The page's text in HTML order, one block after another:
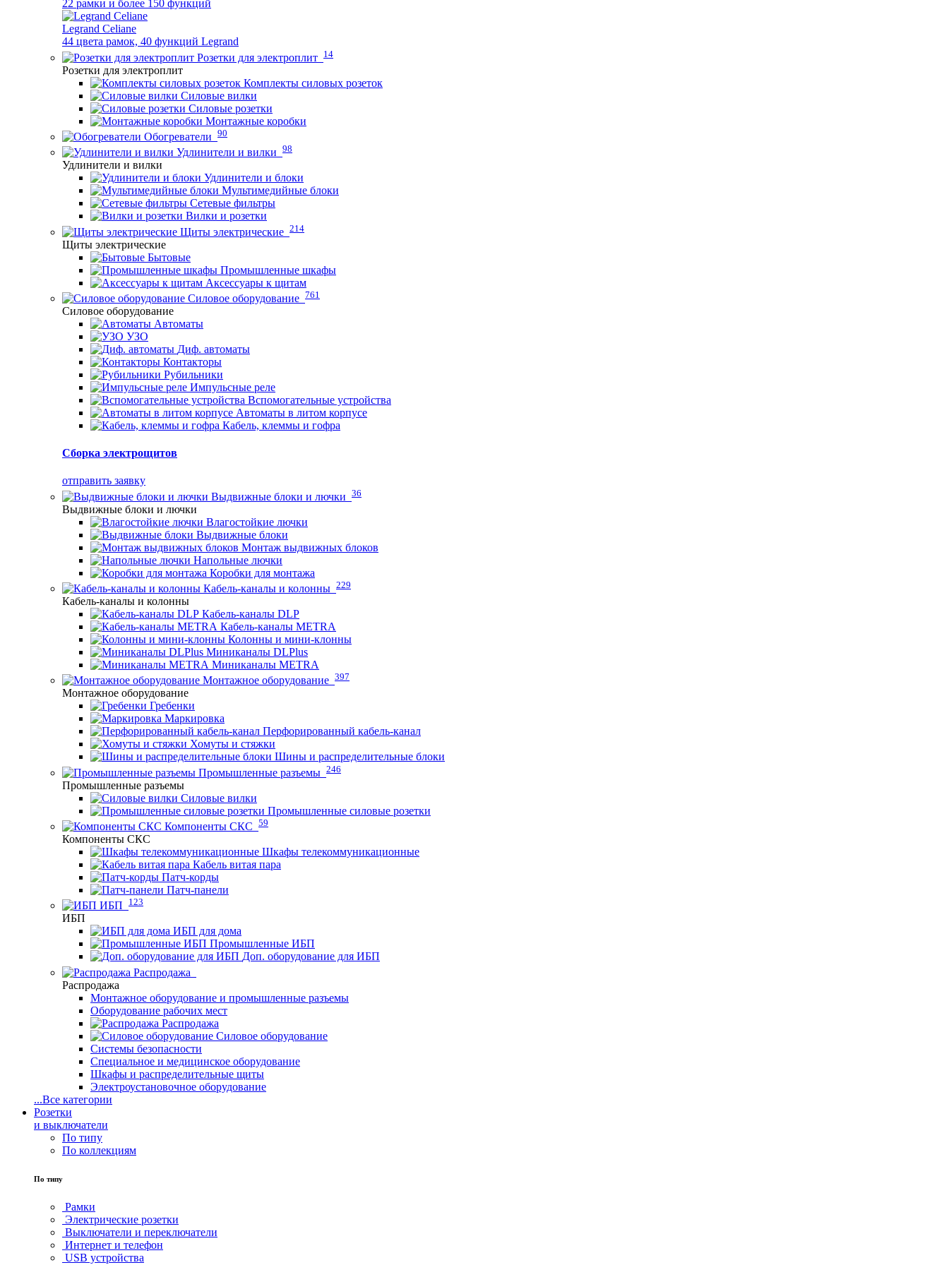
22 рамки и более 150 функций
Legrand Celiane
44 цвета рамок, 40 функций Legrand
Розетки для электроплит 14
Розетки для электроплит
Комплекты силовых розеток
Силовые вилки
Силовые розетки
Монтажные коробки
Обогреватели 90
Удлинители и вилки 98
Удлинители и вилки
Удлинители и блоки
Мультимедийные блоки
Сетевые фильтры
Вилки и розетки
Щиты электрические 214
Щиты электрические
Бытовые
Промышленные шкафы
Аксессуары к щитам
Силовое оборудование 761
Силовое оборудование
Автоматы
УЗО
Диф. автоматы
Контакторы
Рубильники
Импульсные реле
Вспомогательные устройства
Автоматы в литом корпусе
Кабель, клеммы и гофра
Сборка электрощитов
отправить заявку
Выдвижные блоки и лючки 36
Выдвижные блоки и лючки
Влагостойкие лючки
Выдвижные блоки
Монтаж выдвижных блоков
Напольные лючки
Коробки для монтажа
Кабель-каналы и колонны 229
Кабель-каналы и колонны
Кабель-каналы DLP
Кабель-каналы METRA
Колонны и мини-клонны
Миниканалы DLPlus
Миниканалы METRA
Монтажное оборудование 397
Монтажное оборудование
Гребенки
Маркировка
Перфорированный кабель-канал
Хомуты и стяжки
Шины и распределительные блоки
Промышленные разъемы 246
Промышленные разъемы
Силовые вилки
Промышленные силовые розетки
Компоненты СКС 59
Компоненты СКС
Шкафы телекоммуникационные
Кабель витая пара
Патч-корды
Патч-панели
ИБП
123
ИБП
ИБП для дома
Промышленные ИБП
Доп. оборудование для ИБП
Распродажа
Распродажа
Монтажное оборудование и промышленные разъемы
Оборудование рабочих мест
Распродажа
Силовое оборудование
Системы безопасности
Специальное и медицинское оборудование
Шкафы и распределительные щиты
Электроустановочное оборудование
...Все категории
Розетки
и выключатели
По типу
По коллекциям
По типу
Рамки
Электрические розетки
Выключатели и переключатели
Интернет и телефон
USB устройства